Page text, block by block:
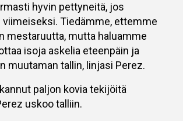
hyvin pettyneitä, jos
Tiedämme, ettemme
mestaruutta, mutta haluamme
isoja askelia eteenpäin ja
muutaman tallin, linjasi Perez.
paljon kovia tekijöitä
uskoo talliin.